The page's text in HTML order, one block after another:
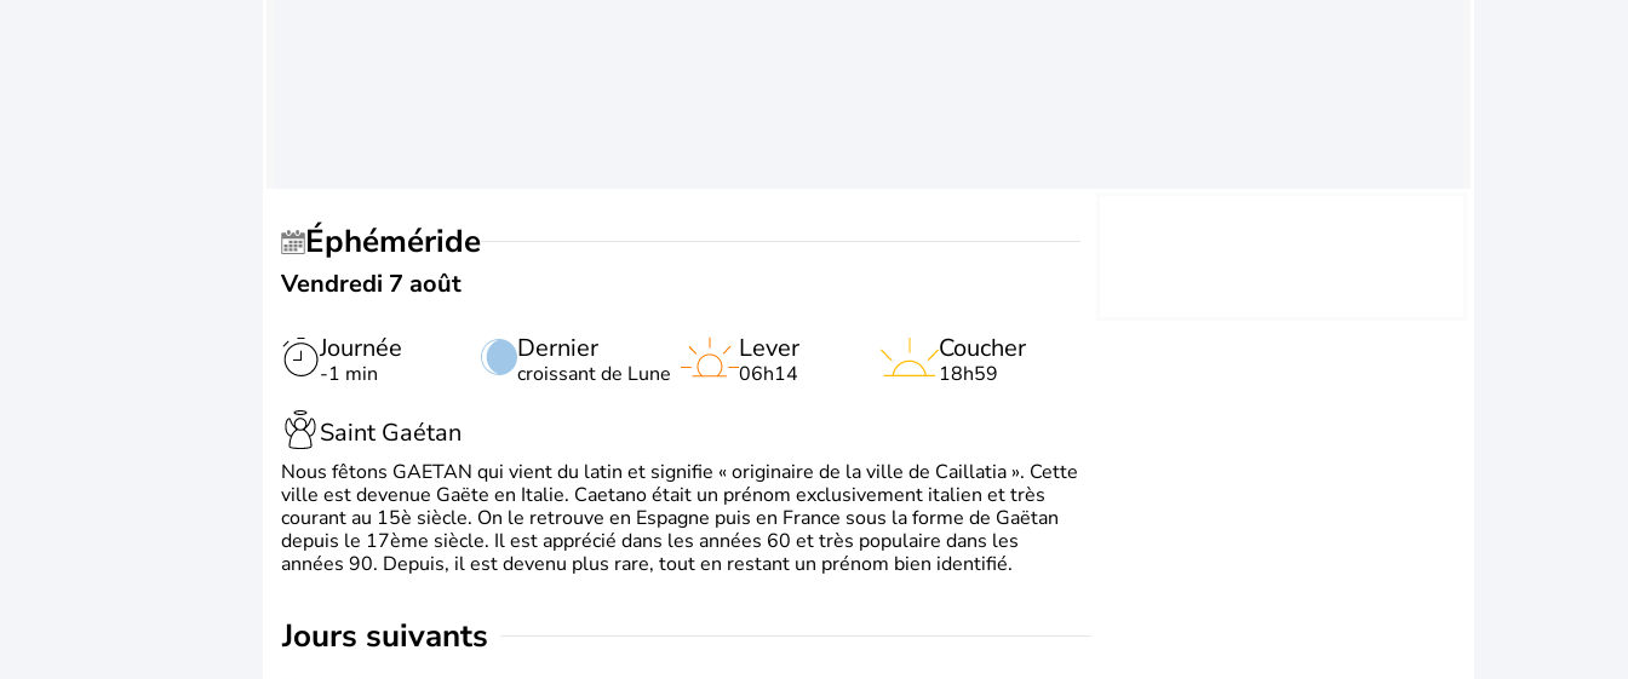
Éphéméride
Vendredi 7 août
Journée
-1 min
Dernier
croissant de Lune
Lever
06h14
Coucher
18h59
Saint Gaétan
Nous fêtons GAETAN qui vient du latin et signifie « originaire de la ville de Caillatia ». Cette
ville est devenue Gaëte en Italie. Caetano était un prénom exclusivement italien et très
courant au 15è siècle. On le retrouve en Espagne puis en France sous la forme de Gaëtan
depuis le 17ème siècle. Il est apprécié dans les années 60 et très populaire dans les
années 90. Depuis, il est devenu plus rare, tout en restant un prénom bien identifié.
jours suivants